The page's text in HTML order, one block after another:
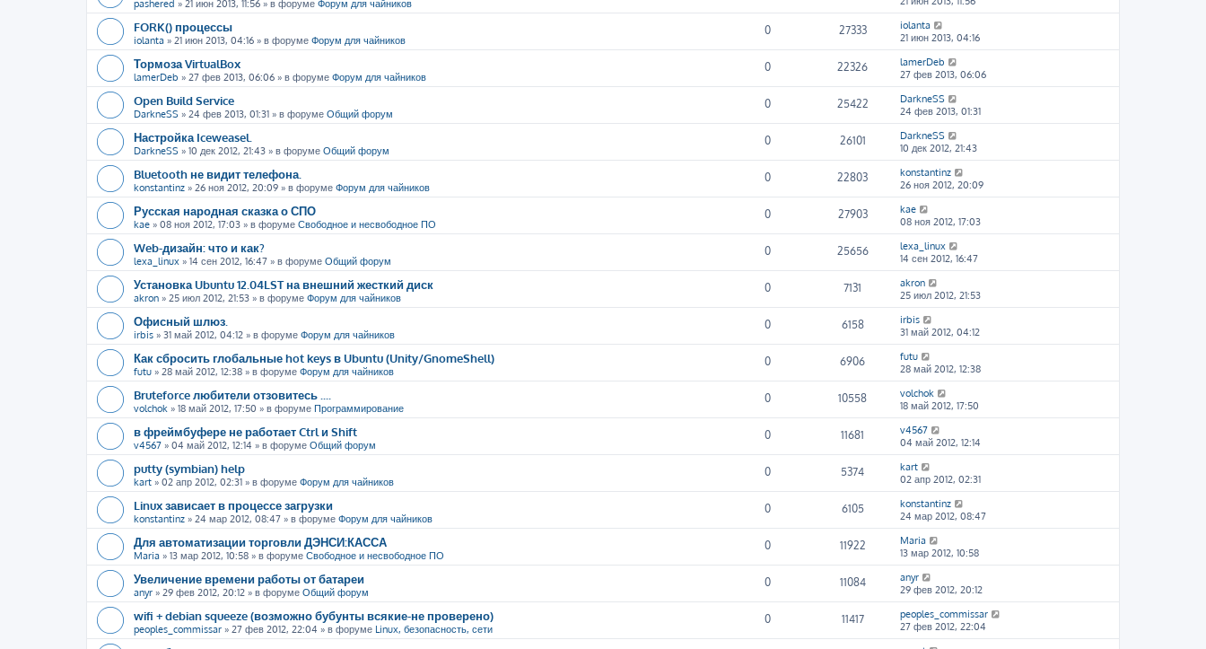
pashered » 21 июн 2013, 11:56 » в форуме Форум для чайников
FORK() процессы
iolanta » 21 июн 2013, 04:16 » в форуме Форум для чайников
0 27333
iolanta
21 июн 2013, 04:16
Тормоза VirtualBox
lamerDeb » 27 фев 2013, 06:06 » в форуме Форум для чайников
0 22326
lamerDeb
27 фев 2013, 06:06
Open Build Service
DarkneSS » 24 фев 2013, 01:31 » в форуме Общий форум
0 25422
DarkneSS
24 фев 2013, 01:31
Настройка Iceweasel.
DarkneSS » 10 дек 2012, 21:43 » в форуме Общий форум
0 26101
DarkneSS
10 дек 2012, 21:43
Bluetooth не видит телефона.
konstantinz » 26 ноя 2012, 20:09 » в форуме Форум для чайников
0 22803
konstantinz
26 ноя 2012, 20:09
Русская народная сказка о СПО
kae » 08 ноя 2012, 17:03 » в форуме Свободное и несвободное ПО
0 27903
kae
08 ноя 2012, 17:03
Web-дизайн: что и как?
lexa_linux » 14 сен 2012, 16:47 » в форуме Общий форум
0 25656
lexa_linux
14 сен 2012, 16:47
Установка Ubuntu 12.04LST на внешний жесткий диск
akron » 25 июл 2012, 21:53 » в форуме Форум для чайников
0 7131
akron
25 июл 2012, 21:53
Офисный шлюз.
irbis » 31 май 2012, 04:12 » в форуме Форум для чайников
0 6158
irbis
31 май 2012, 04:12
Как сбросить глобальные hot keys в Ubuntu (Unity/GnomeShell)
futu » 28 май 2012, 12:38 » в форуме Форум для чайников
0 6906
futu
28 май 2012, 12:38
Bruteforce любители отзовитесь ....
volchok » 18 май 2012, 17:50 » в форуме Программирование
0 10558
volchok
18 май 2012, 17:50
в фреймбуфере не работает Ctrl и Shift
v4567 » 04 май 2012, 12:14 » в форуме Общий форум
0 11681
v4567
04 май 2012, 12:14
putty (symbian) help
kart » 02 апр 2012, 02:31 » в форуме Форум для чайников
0 5374
kart
02 апр 2012, 02:31
Linux зависает в процессе загрузки
konstantinz » 24 мар 2012, 08:47 » в форуме Форум для чайников
0 6105
konstantinz
24 мар 2012, 08:47
Для автоматизации торговли ДЭНСИ:КАССА
Maria » 13 мар 2012, 10:58 » в форуме Свободное и несвободное ПО
0 11922
Maria
13 мар 2012, 10:58
Увеличение времени работы от батареи
anyr » 29 фев 2012, 20:12 » в форуме Общий форум
0 11084
anyr
29 фев 2012, 20:12
wifi + debian squeeze (возможно бубунты всякие-не проверено)
peoples_commissar » 27 фев 2012, 22:04 » в форуме Linux, безопасность, сети
0 11417
peoples_commissar
27 фев 2012, 22:04